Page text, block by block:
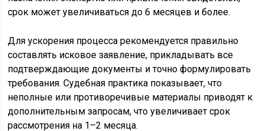
срок может увеличиваться до 6 месяцев и более.
Для ускорения процесса рекомендуется правильно
составлять исковое заявление, прикладывать все
подтверждающие документы и точно формулировать
требования. Судебная практика показывает, что
неполные или противоречивые материалы приводят к
дополнительным запросам, что увеличивает срок
рассмотрения на 1–2 месяца.